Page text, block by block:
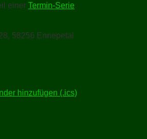
einer Termin-Serie
58256 Ennepetal
hinzufügen (.ics)